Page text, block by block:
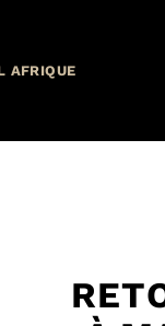
AFRIQUE